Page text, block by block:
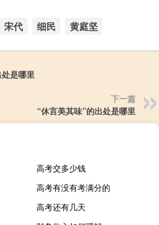
宋代 细民 黄庭坚
是哪里
下一篇
“休言美其味”的出处是哪里
高考交多少钱
高考有没有考满分的
高考还有几天